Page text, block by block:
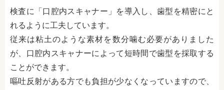
検査に「口腔内スキャナー」を導入し、歯型を精密にと
れるように工夫しています。
従来は粘土のような素材を数分噛む必要がありました
が、口腔内スキャナーによって短時間で歯型を採取する
ことができます。
嘔吐反射がある方でも負担が少なくなっていますので、